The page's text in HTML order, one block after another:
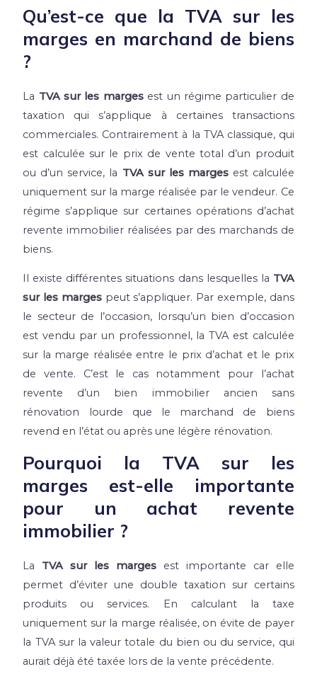
Qu’est-ce que la TVA sur les
marges en marchand de biens
?
La TVA sur les margesest un régime particulier de
taxation qui s’applique à certaines transactions
commerciales. Contrairement à la TVA classique, qui
est calculée sur le prix de vente total d’un produit
ou d’un service, la TVA sur les margesest calculée
uniquement sur la marge réalisée par le vendeur. Ce
régime s’applique sur certaines opérations d’achat
revente immobilier réalisées par des marchands de
biens.
Il existe différentes situations dans lesquelles la TVA
sur les margespeut s’appliquer. Par exemple, dans
le secteur de l’occasion, lorsqu’un bien d’occasion
est vendu par un professionnel, la TVA est calculée
sur la marge réalisée entre le prix d’achat et le prix
de vente. C’est le cas notamment pour l’achat
revente d’un bien immobilier ancien sans
rénovation lourde que le marchand de biens
revend en l’état ou après une légère rénovation.
Pourquoi la TVA sur les
marges est-elle importante
pour un achat revente
immobilier ?
La TVA sur les marges est importante car elle
permet d’éviter une double taxation sur certains
produits ou services. En calculant la taxe
uniquement sur la marge réalisée, on évite de payer
la TVA sur la valeur totale du bien ou du service, qui
aurait déjà été taxée lors de la vente précédente.